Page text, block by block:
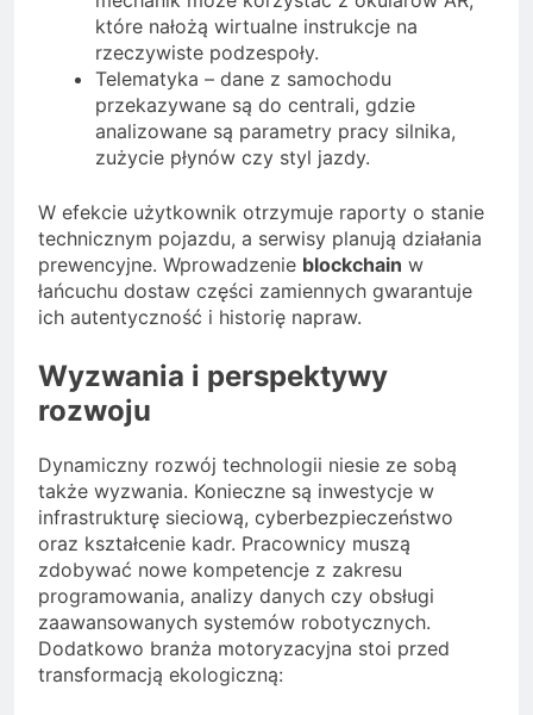
które nałożą wirtualne instrukcje na
rzeczywiste podzespoły.
Telematyka – dane z samochodu
przekazywane są do centrali, gdzie
analizowane są parametry pracy silnika,
zużycie płynów czy styl jazdy.
W efekcie użytkownik otrzymuje raporty o stanie
technicznym pojazdu, a serwisy planują działania
prewencyjne. Wprowadzenie blockchain w
łańcuchu dostaw części zamiennych gwarantuje
ich autentyczność i historię napraw.
Wyzwania i perspektywy
rozwoju
Dynamiczny rozwój technologii niesie ze sobą
także wyzwania. Konieczne są inwestycje w
infrastrukturę sieciową, cyberbezpieczeństwo
oraz kształcenie kadr. Pracownicy muszą
zdobywać nowe kompetencje z zakresu
programowania, analizy danych czy obsługi
zaawansowanych systemów robotycznych.
Dodatkowo branża motoryzacyjna stoi przed
transformacją ekologiczną: